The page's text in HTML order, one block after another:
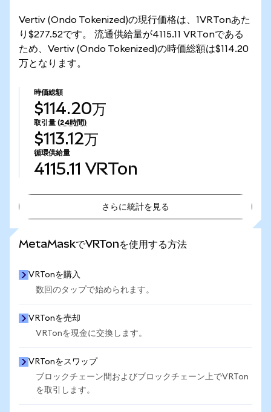
Vertiv (Ondo Tokenized)の現行価格は、1VRTonあた
り$277.52です。 流通供給量が4115.11 VRTonである
ため、Vertiv (Ondo Tokenized)の時価総額は$114.20
万となります。
時価総額
$114.20万
取引量 (24時間)
$113.12万
循環供給量
4115.11 VRTon
さらに統計を見る
MetaMaskでVRTonを使用する方法
VRTonを購入
数回のタップで始められます。
VRTonを売却
VRTonを現金に交換します。
VRTonをスワップ
ブロックチェーン間およびブロックチェーン上でVRTon
を取引します。